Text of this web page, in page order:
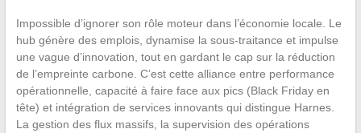
Impossible d’ignorer son rôle moteur dans l’économie locale. Le
hub génère des emplois, dynamise la sous-traitance et impulse
une vague d’innovation, tout en gardant le cap sur la réduction
de l’empreinte carbone. C’est cette alliance entre performance
opérationnelle, capacité à faire face aux pics (Black Friday en
tête) et intégration de services innovants qui distingue Harnes.
La gestion des flux massifs, la supervision des opérations